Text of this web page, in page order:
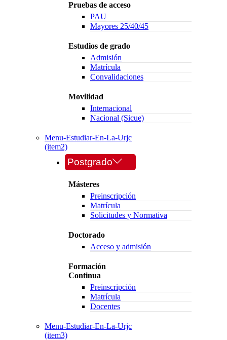
Pruebas de acceso
PAU
Mayores 25/40/45
Estudios de grado
Admisión
Matrícula
Convalidaciones
Movilidad
Internacional
Nacional (Sicue)
Menu-Estudiar-En-La-Urjc
(item2)
Postgrado
Másteres
Preinscripción
Matrícula
Solicitudes y Normativa
Doctorado
Acceso y admisión
Formación
Continua
Preinscripción
Matrícula
Docentes
Menu-Estudiar-En-La-Urjc
(item3)